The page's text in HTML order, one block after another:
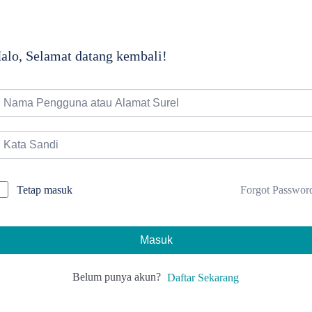
Selamat datang kembali!
Tetap masuk Forgot
Masuk
Belum punya akun? Daftar Sekarang